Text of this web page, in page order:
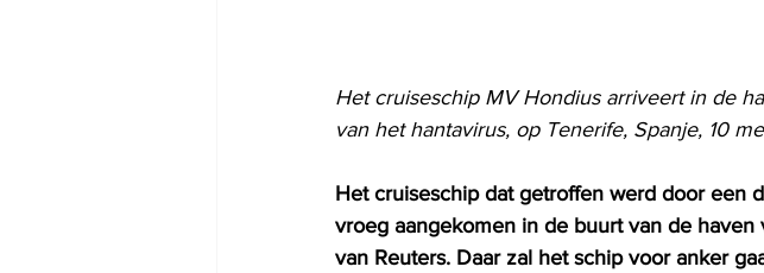
Het cruiseschip MV Hondius arriveert in de
van het hantavirus, op Tenerife, Spanje, 10
Het cruiseschip dat getroffen werd door een
vroeg aangekomen in de buurt van de
van Reuters. Daar zal het schip voor anker